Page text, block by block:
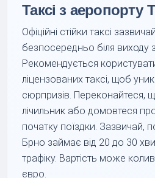
Таксі з аеропорту
Офіційні стійки таксі
безпосередньо біля виходу з
Рекомендується
ліцензованих таксі, щоб
сюрпризів. Переконайтеся,
лічильник або домовтеся
початку поїздки. Зазвичай,
Брно займає від 20 до 30
трафіку. Вартість може
євро.